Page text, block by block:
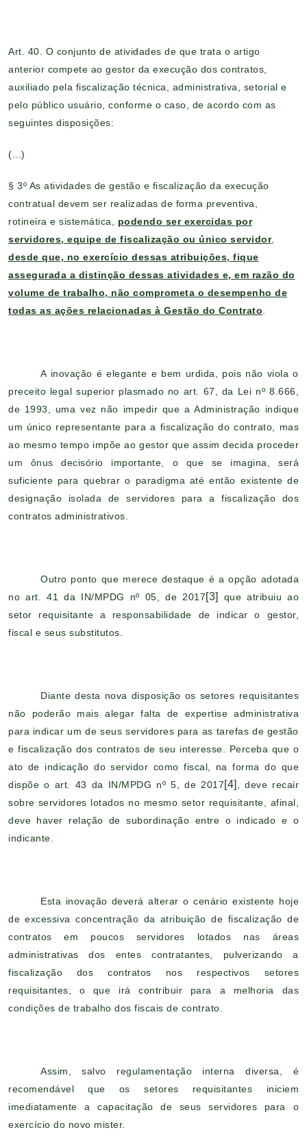
Art. 40. O conjunto de atividades de que trata o artigo
anterior compete ao gestor da execução dos contratos,
auxiliado pela fiscalização técnica, administrativa, setorial e
pelo público usuário, conforme o caso, de acordo com as
seguintes disposições:
(...)
§ 3º As atividades de gestão e fiscalização da execução
contratual devem ser realizadas de forma preventiva,
rotineira e sistemática, podendo ser exercidas por
servidores, equipe de fiscalização ou único servidor,
desde que, no exercício dessas atribuições, fique
assegurada a distinção dessas atividades e, em razão do
volume de trabalho, não comprometa o desempenho de
todas as ações relacionadas à Gestão do Contrato
A inovação é elegante e bem urdida, pois não viola o
preceito legal superior plasmado no art. 67, da Lei nº 8.666,
de 1993, uma vez não impedir que a Administração indique
um único representante para a fiscalização do contrato, mas
ao mesmo tempo impõe ao gestor que assim decida proceder
um ônus decisório importante, o que se imagina, será
suficiente para quebrar o paradigma até então existente de
designação isolada de servidores para a fiscalização dos
contratos administrativos.
Outro ponto que merece destaque é a opção adotada
no art. 41 da IN/MPDG nº 05, de 2017[3]
que atribuiu ao
setor requisitante a responsabilidade de indicaro gestor,
fiscal e seus substitutos.
Diante desta nova disposição os setores requisitantes
não poderão mais alegar falta de expertise administrativa
para indicar um de seus servidores para as tarefas de gestão
e fiscalização dos contratos de seu interesse. Perceba que o
ato de indicação do servidor como fiscal, na forma do que
dispõe o art. 43 da IN/MPDG nº 5, de 2017[4]
, deve recair
sobre servidores lotados no mesmo setor requisitante, afinal,
deve haver relação de subordinação entre o indicado e o
indicante.
Esta inovação deverá alterar o cenário existente hoje
de excessiva concentração da atribuição de fiscalização de
contratos em poucos servidores lotados nas áreas
administrativas dos entes contratantes, pulverizando a
fiscalização dos contratos nos respectivos setores
requisitantes, o que irá contribuir para a melhoria das
condições de trabalho dos fiscais de contrato.
Assim, salvo regulamentação interna diversa, é
recomendável que os setores requisitantes iniciem
imediatamente a capacitação de seus servidores para o
exercício do novo mister.